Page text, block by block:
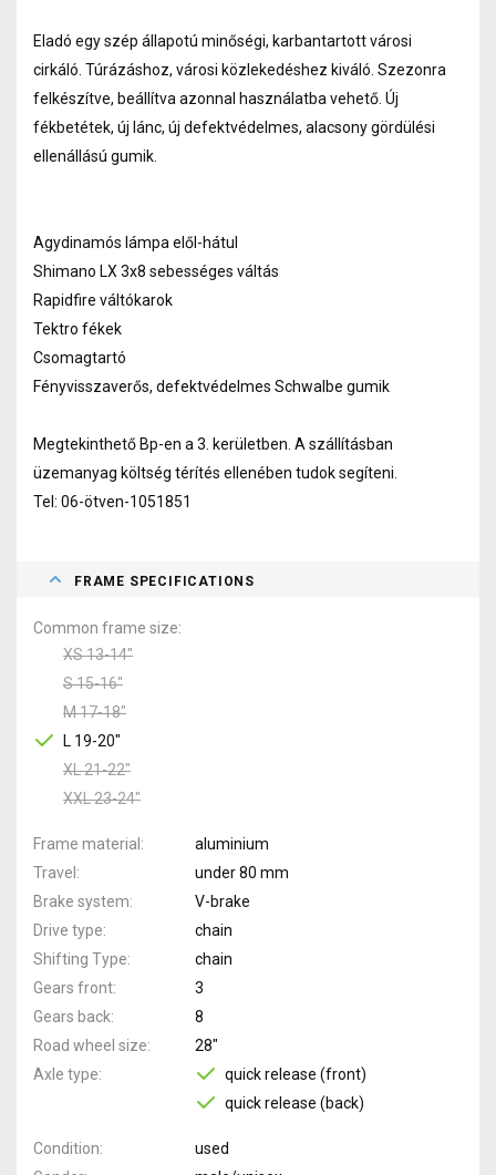
Eladó egy szép állapotú minőségi, karbantartott városi
cirkáló. Túrázáshoz, városi közlekedéshez kiváló. Szezonra
felkészítve, beállítva azonnal használatba vehető. Új
fékbetétek, új lánc, új defektvédelmes, alacsony gördülési
ellenállású gumik.
Agydinamós lámpa elől-hátul
Shimano LX 3x8 sebességes váltás
Rapidfire váltókarok
Tektro fékek
Csomagtartó
Fényvisszaverős, defektvédelmes Schwalbe gumik
Megtekinthető Bp-en a 3. kerületben. A szállításban
üzemanyag költség térítés ellenében tudok segíteni.
Tel: 06-ötven-1051851
FRAME SPECIFICATIONS
Common frame size
XS 13-14"
S 15-16"
M 17-18"
L 19-20"
XL 21-22"
XXL 23-24"
Frame material
aluminium
Travel
under 80 mm
Brake system
V-brake
Drive type
chain
Shifting Type
chain
Gears front
3
Gears back
8
Road wheel size
28"
Axle type
quick release (front)
quick release (back)
Condition
used